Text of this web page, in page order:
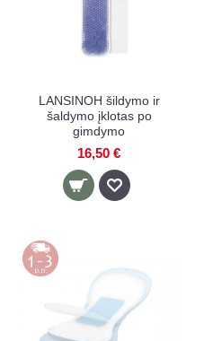
LANSINOH šildymo ir
šaldymo įklotas po
gimdymo
16,50 €